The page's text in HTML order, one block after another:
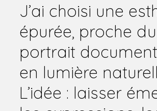
J’ai choisi une
épurée, proche du
portrait
en lumière
L’idée : laisser